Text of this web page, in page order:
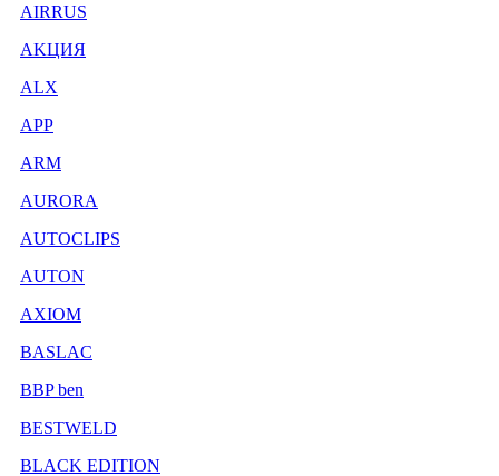
AIRRUS
AKЦИЯ
ALX
APP
ARM
AURORA
AUTOCLIPS
AUTON
AXIOM
BASLAC
BBP ben
BESTWELD
BLACK EDITION